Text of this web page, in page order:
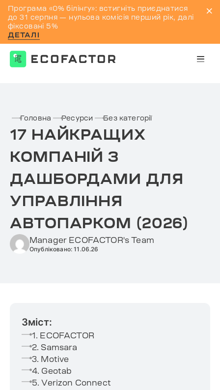
Програма «0% білінгу»: встигніть приєднатися
до 31 серпня — нульова комісія перший рік, далі
фіксовані 5%
ДЕТАЛІ
Головна Ресурси Без категорії
17 НАЙКРАЩИХ
КОМПАНІЙ З
ДАШБОРДАМИ ДЛЯ
УПРАВЛІННЯ
АВТОПАРКОМ (2026)
Manager ECOFACTOR's Team
Опубліковано: 11.06.26
Зміст:
1. ECOFACTOR
2. Samsara
3. Motive
4. Geotab
5. Verizon Connect